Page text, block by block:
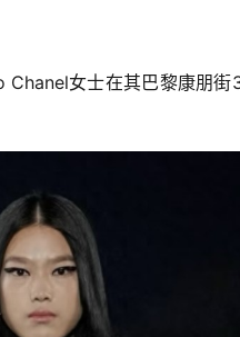
女士在其巴黎康朋街